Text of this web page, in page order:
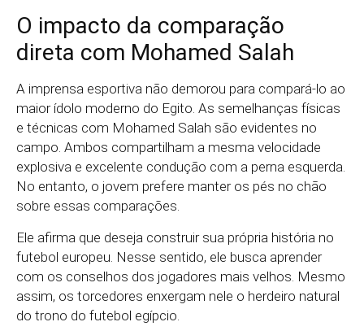
O impacto da comparação
direta com Mohamed Salah
A imprensa esportiva não demorou para compará-lo ao
maior ídolo moderno do Egito. As semelhanças físicas
e técnicas com Mohamed Salah são evidentes no
campo. Ambos compartilham a mesma velocidade
explosiva e excelente condução com a perna esquerda.
No entanto, o jovem prefere manter os pés no chão
sobre essas comparações.
Ele afirma que deseja construir sua própria história no
futebol europeu. Nesse sentido, ele busca aprender
com os conselhos dos jogadores mais velhos. Mesmo
assim, os torcedores enxergam nele o herdeiro natural
do trono do futebol egípcio.